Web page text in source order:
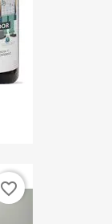
favorite_border